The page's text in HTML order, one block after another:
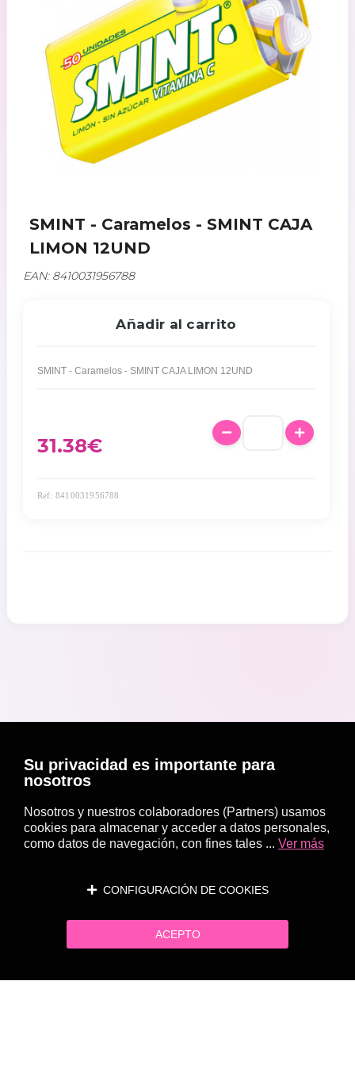
SMINT - Caramelos - SMINT CAJA
LIMON 12UND
EAN: 8410031956788
Añadir al carrito
SMINT - Caramelos - SMINT CAJA LIMON 12UND
31.38€
Ref: 8410031956788
Su privacidad es importante para
nosotros
Nosotros y nuestros colaboradores (Partners) usamos
cookies para almacenar y acceder a datos personales,
como datos de navegación, con fines tales ... Ver más
CONFIGURACIÓN DE COOKIES
ACEPTO